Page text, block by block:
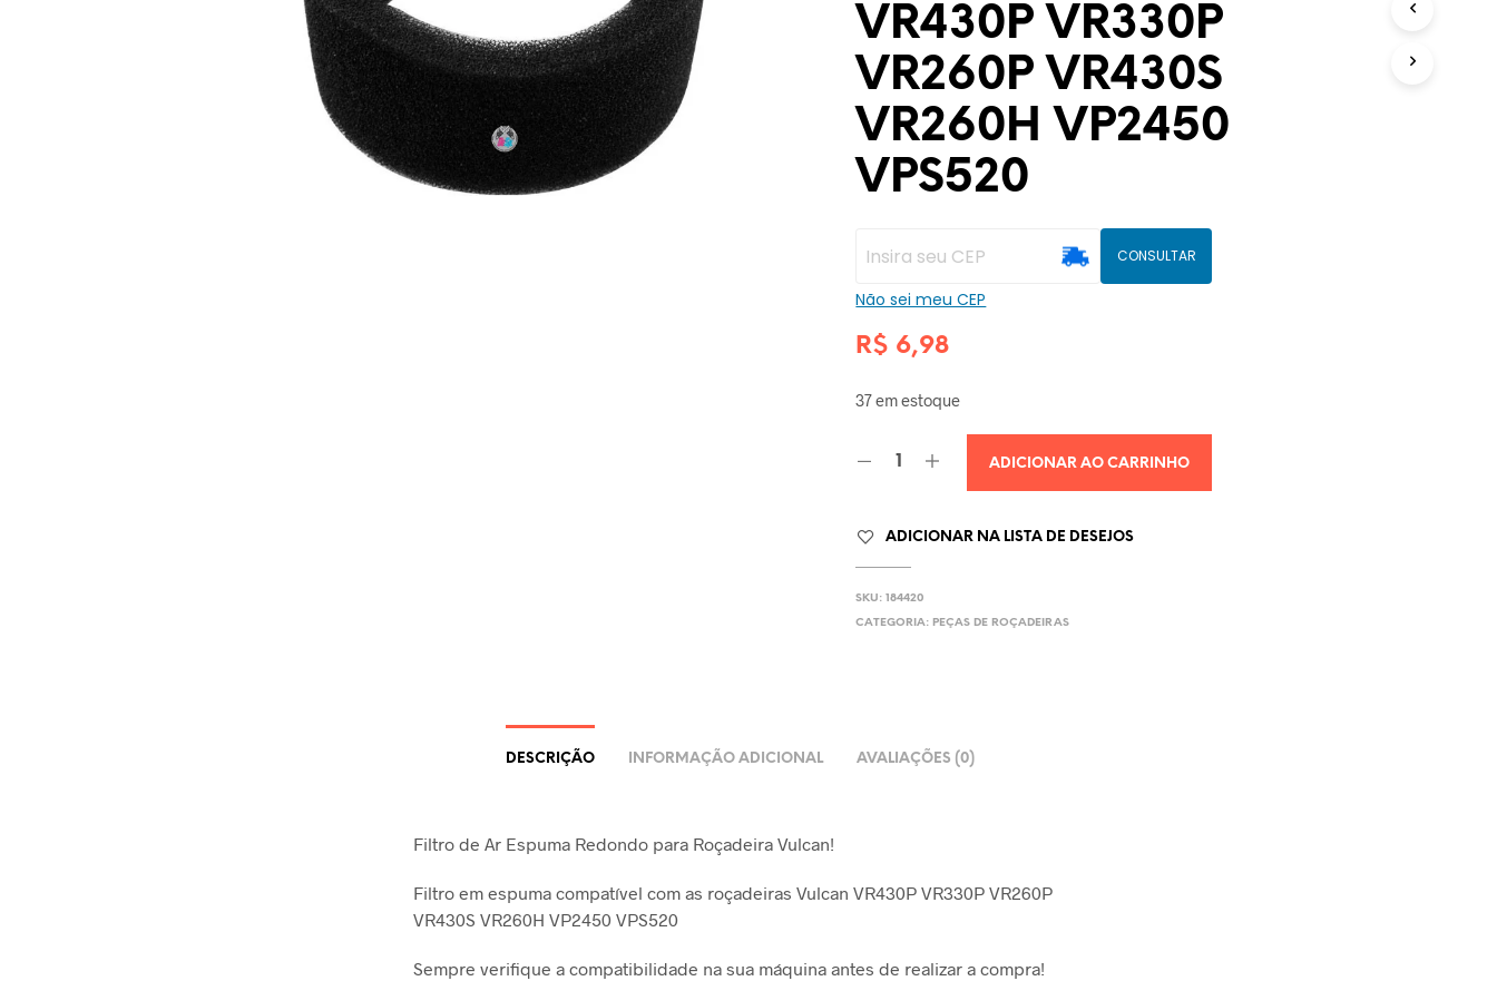
VR430P VR330P
VR260P VR430S
VR260H VP2450
VPS520
CONSULTAR
Não sei meu CEP
R$ 6,98
37 em estoque
ADICIONAR AO CARRINHO
ADICIONAR NA LISTA DE DESEJOS
SKU:184420
CATEGORIA: PEÇAS DE ROÇADEIRAS
DESCRIÇÃO INFORMAÇÃO ADICIONAL AVALIAÇÕES (0)
Filtro de Ar Espuma Redondo para Roçadeira Vulcan!
Filtro em espuma compatível com as roçadeiras Vulcan VR430P VR330P VR260P
VR430S VR260H VP2450 VPS520
Sempre verifique a compatibilidade na sua máquina antes de realizar a compra!